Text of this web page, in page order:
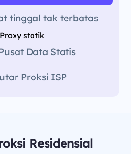
tinggal tak terbatas
Proxy statik
Data Statis
Proksi ISP
Residensial